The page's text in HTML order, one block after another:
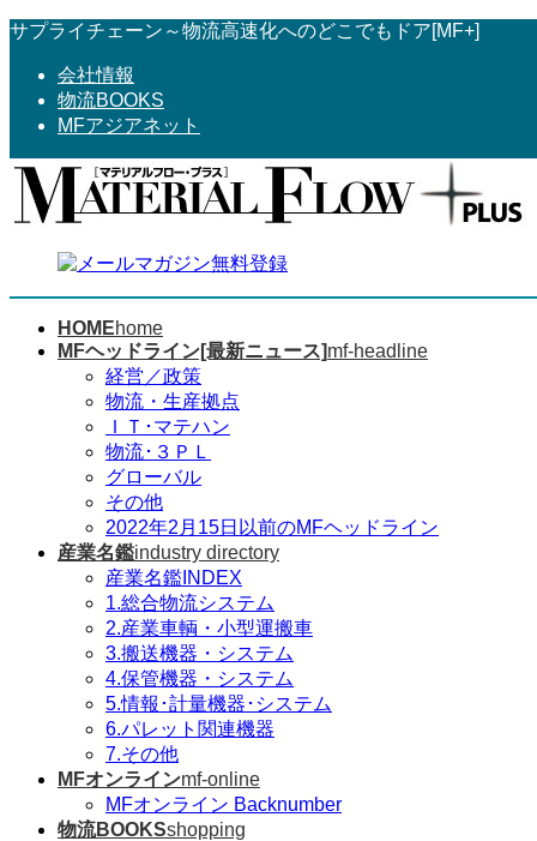
コ
へ
ス
ナ
ョ
ン
サプライチェーン～物流高速化へのどこでもドア[MF+]
会社情報
物流BOOKS
MFアジアネット
HOMEhome
MFヘッドライン[最新ニュース]mf-headline
経営／政策
物流・生産拠点
ＩＴ･マテハン
物流･３ＰＬ
グローバル
その他
2022年2月15日以前のMFヘッドライン
産業名鑑industry directory
産業名鑑INDEX
1.総合物流システム
2.産業車輌・小型運搬車
3.搬送機器・システム
4.保管機器・システム
5.情報･計量機器･システム
6.パレット関連機器
7.その他
MFオンラインmf-online
MFオンライン Backnumber
物流BOOKSshopping